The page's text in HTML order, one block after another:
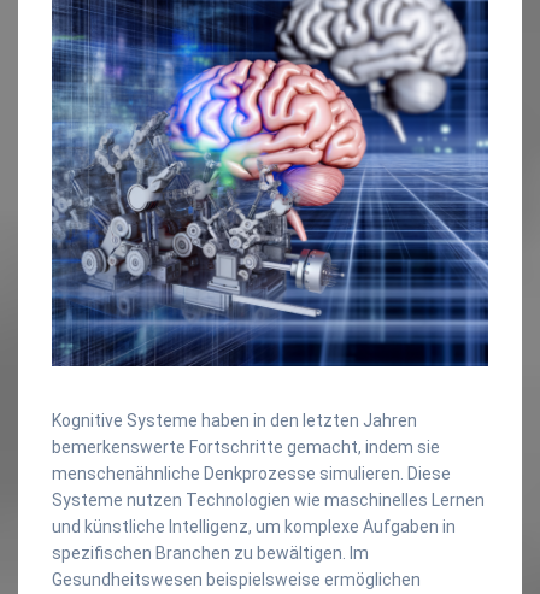
Kognitive Systeme haben in den letzten Jahren
bemerkenswerte Fortschritte gemacht, indem sie
menschenähnliche Denkprozesse simulieren. Diese
Systeme nutzen Technologien wie maschinelles Lernen
und künstliche Intelligenz, um komplexe Aufgaben in
spezifischen Branchen zu bewältigen. Im
Gesundheitswesen beispielsweise ermöglichen